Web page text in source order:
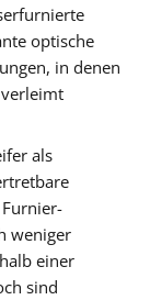
optische
in denen
als
weniger
einer
sind